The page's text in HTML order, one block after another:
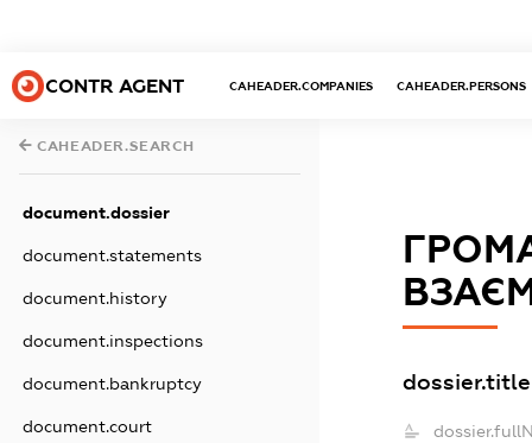
CONTR AGENT CAHEADER.COMPANIES CAHEADER.PERSONS
CAHEADER.SEARCH
document.dossier
document.statements
document.history
document.inspections
document.bankruptcy
document.court
dossier.title